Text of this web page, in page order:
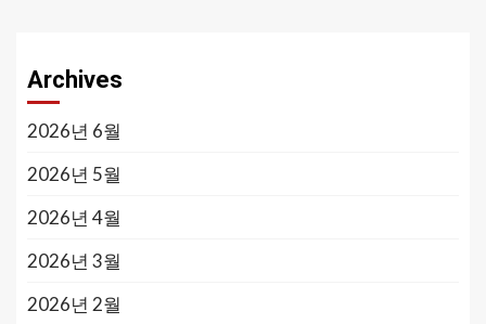
Archives
2026년 6월
2026년 5월
2026년 4월
2026년 3월
2026년 2월